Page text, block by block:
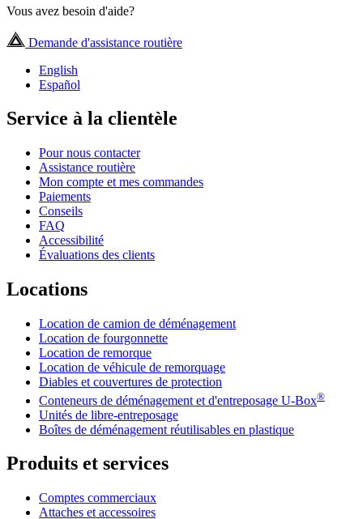
Vous avez besoin d'aide?
Demande d'assistance routière
English
Español
Service à la clientèle
Pour nous contacter
Assistance routière
Mon compte et mes commandes
Paiements
Conseils
FAQ
Accessibilité
Évaluations des clients
Locations
Location de camion de déménagement
Location de fourgonnette
Location de remorque
Location de véhicule de remorquage
Diables et couvertures de protection
Conteneurs de déménagement et d'entreposage U-Box®
Unités de libre-entreposage
Boîtes de déménagement réutilisables en plastique
Produits et services
Comptes commerciaux
Attaches et accessoires